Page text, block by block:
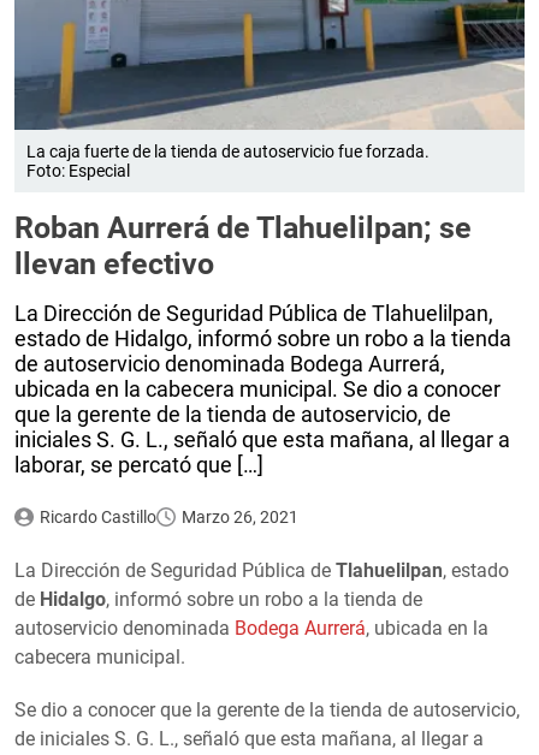
La caja fuerte de la tienda de autoservicio fue forzada.
Foto: Especial
Roban Aurrerá de Tlahuelilpan; se
llevan efectivo
La Dirección de Seguridad Pública de Tlahuelilpan,
estado de Hidalgo, informó sobre un robo a la tienda
de autoservicio denominada Bodega Aurrerá,
ubicada en la cabecera municipal. Se dio a conocer
que la gerente de la tienda de autoservicio, de
iniciales S. G. L., señaló que esta mañana, al llegar a
laborar, se percató que […]
Ricardo Castillo Marzo 26, 2021
La Dirección de Seguridad Pública de Tlahuelilpan, estado
de Hidalgo, informó sobre un robo a la tienda de
autoservicio denominada Bodega Aurrerá, ubicada en la
cabecera municipal.
Se dio a conocer que la gerente de la tienda de autoservicio,
de iniciales S. G. L., señaló que esta mañana, al llegar a